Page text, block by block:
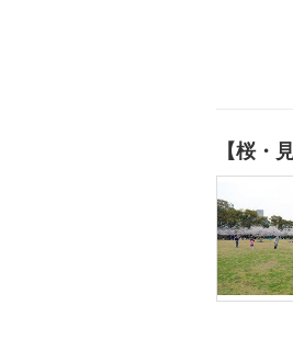
【桜・